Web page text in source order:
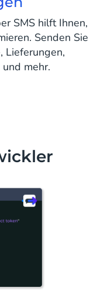
SMS hilft Ihnen,
Senden Sie
Lieferungen,
mehr.